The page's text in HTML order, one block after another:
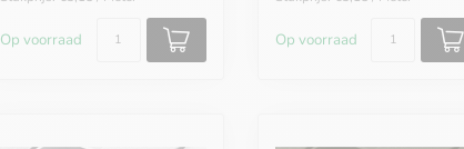
Op voorraad Op voorraad